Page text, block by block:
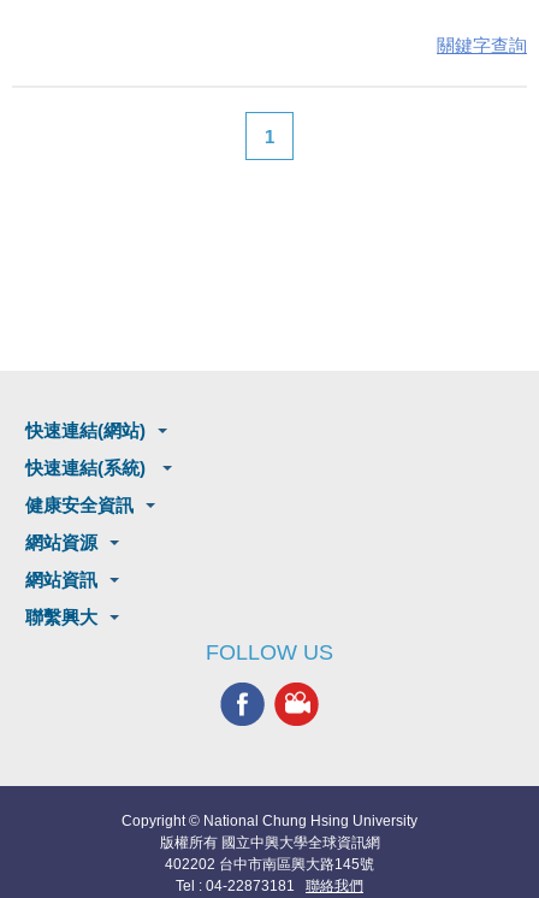
關鍵字查詢
1
快速連結(網站)
快速連結(系統)
健康安全資訊
網站資源
網站資訊
聯繫興大
FOLLOW US
Copyright © National Chung Hsing University
版權所有 國立中興大學全球資訊網
402202 台中市南區興大路145號
Tel : 04-22873181 聯絡我們